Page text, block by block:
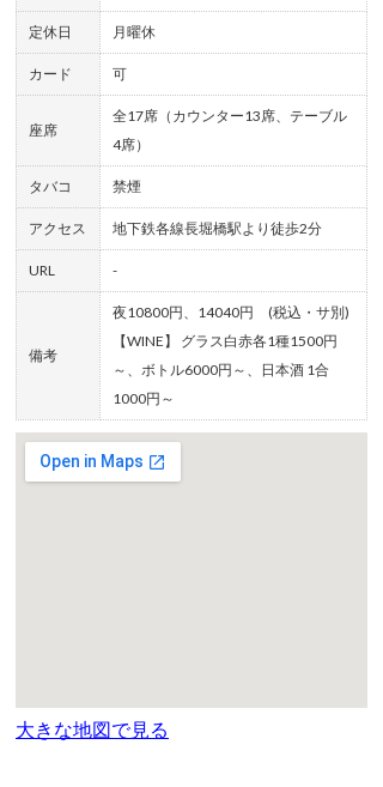
定休日 月曜休
カード 可
座席
全17席（カウンター13席、テーブル
4席）
タバコ 禁煙
アクセス 地下鉄各線長堀橋駅より徒歩2分
URL -
備考
夜10800円、14040円 (税込・サ別)
【WINE】 グラス白赤各1種1500円
～、ボトル6000円～、日本酒 1合
1000円～
大きな地図で見る